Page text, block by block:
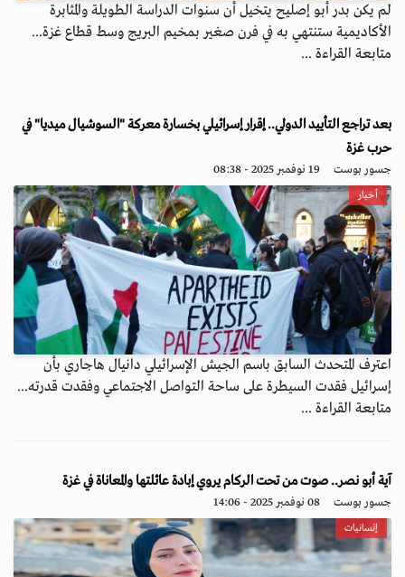
لم يكن بدر أبو إصليح يتخيل أن سنوات الدراسة الطويلة والمثابرة
الأكاديمية ستنتهي به في فرن صغير بمخيم البريج وسط قطاع غزة...
متابعة القراءة ...
بعد تراجع التأييد الدولي.. إقرار إسرائيلي بخسارة معركة "السوشيال ميديا" في
حرب غزة
جسور بوست 19 نوفمبر 2025 - 08:38
أخبار
اعترف المتحدث السابق باسم الجيش الإسرائيلي دانيال هاجاري بأن
إسرائيل فقدت السيطرة على ساحة التواصل الاجتماعي وفقدت قدرته...
متابعة القراءة ...
آية أبو نصر.. صوت من تحت الركام يروي إبادة عائلتها والمعاناة في غزة
جسور بوست 08 نوفمبر 2025 - 14:06
إنسانيات